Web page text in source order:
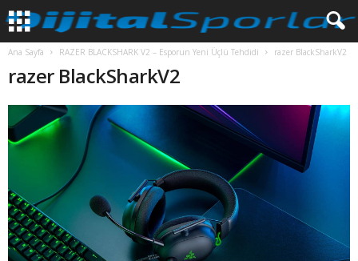
Ana Sayfa RAZER BLACKSHARK V2 – Esporun Yeni Üçlü Tehdidi razer BlackSharkV2
razer BlackSharkV2